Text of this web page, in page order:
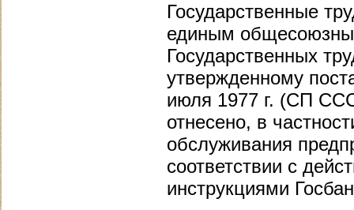
Государственные
единым
Государственных
утвержденному
июля 1977 г. (СП
отнесено, в
обслуживания
соответствии с
инструкциями